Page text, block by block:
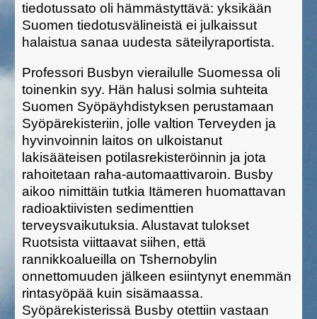
tiedotussato oli hämmästyttävä: yksikään
Suomen tiedotusvälineistä ei julkaissut
halaistua sanaa uudesta säteilyraportista.
Professori Busbyn vierailulle Suomessa oli
toinenkin syy. Hän halusi solmia suhteita
Suomen Syöpäyhdistyksen perustamaan
Syöpärekisteriin, jolle valtion Terveyden ja
hyvinvoinnin laitos on ulkoistanut
lakisääteisen potilasrekisteröinnin ja jota
rahoitetaan raha-automaattivaroin. Busby
aikoo nimittäin tutkia Itämeren huomattavan
radioaktiivisten sedimenttien
terveysvaikutuksia. Alustavat tulokset
Ruotsista viittaavat siihen, että
rannikkoalueilla on Tshernobylin
onnettomuuden jälkeen esiintynyt enemmän
rintasyöpää kuin sisämaassa.
Syöpärekisterissä Busby otettiin vastaan